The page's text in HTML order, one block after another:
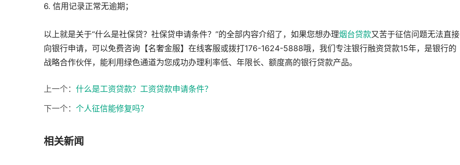
6. 信用记录正常无逾期；
以上就是关于“什么是社保贷？社保贷申请条件？”的全部内容介绍了，如果您想办理烟台贷款又苦于征信问题无法直接
向银行申请，可以免费咨询【名奢金服】在线客服或拨打176-1624-5888哦，我们专注银行融资贷款15年，是银行的
战略合作伙伴，能利用绿色通道为您成功办理利率低、年限长、额度高的银行贷款产品。
上一个： 什么是工资贷款？工资贷款申请条件？
下一个： 个人征信能修复吗？
相关新闻